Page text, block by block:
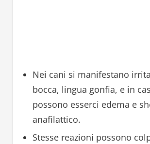
Nei cani si manifestano
bocca, lingua gonfia, e in
possono esserci edema e
anafilattico.
Stesse reazioni possono